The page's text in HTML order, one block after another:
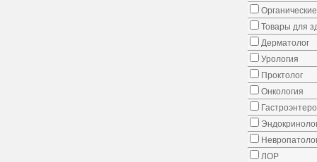
Товары для
Дерматолог
Урология
Проктолог
Онкология
ЛОР